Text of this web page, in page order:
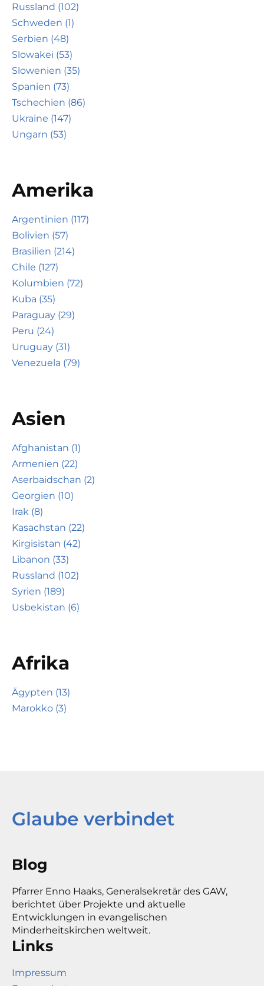
Russland (102)
Schweden (1)
Serbien (48)
Slowakei (53)
Slowenien (35)
Spanien (73)
Tschechien (86)
Ukraine (147)
Ungarn (53)
Amerika
Argentinien (117)
Bolivien (57)
Brasilien (214)
Chile (127)
Kolumbien (72)
Kuba (35)
Paraguay (29)
Peru (24)
Uruguay (31)
Venezuela (79)
Asien
Afghanistan (1)
Armenien (22)
Aserbaidschan (2)
Georgien (10)
Irak (8)
Kasachstan (22)
Kirgisistan (42)
Libanon (33)
Russland (102)
Syrien (189)
Usbekistan (6)
Afrika
Ägypten (13)
Marokko (3)
Glaube verbindet
Blog
Pfarrer Enno Haaks, Generalsekretär des GAW,
berichtet über Projekte und aktuelle
Entwicklungen in evangelischen
Minderheitskirchen weltweit.
Links
Impressum